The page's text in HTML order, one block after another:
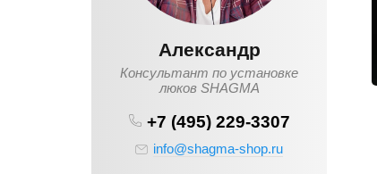
Александр
Консультант по установке
люков SHAGMA
+7 (495) 229-3307
info@shagma-shop.ru